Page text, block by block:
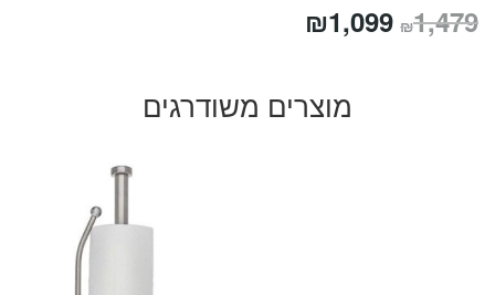
₪1,479 המחיר
היה:
₪1,099
הוא:
מוצרים משודרגים